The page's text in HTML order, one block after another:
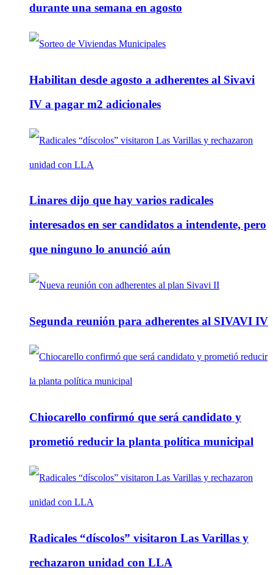
durante una semana en agosto
Habilitan desde agosto a adherentes al Sivavi
IV a pagar m2 adicionales
Linares dijo que hay varios radicales
interesados en ser candidatos a intendente, pero
que ninguno lo anunció aún
Segunda reunión para adherentes al SIVAVI IV
Chiocarello confirmó que será candidato y
prometió reducir la planta política municipal
Radicales “díscolos” visitaron Las Varillas y
rechazaron unidad con LLA